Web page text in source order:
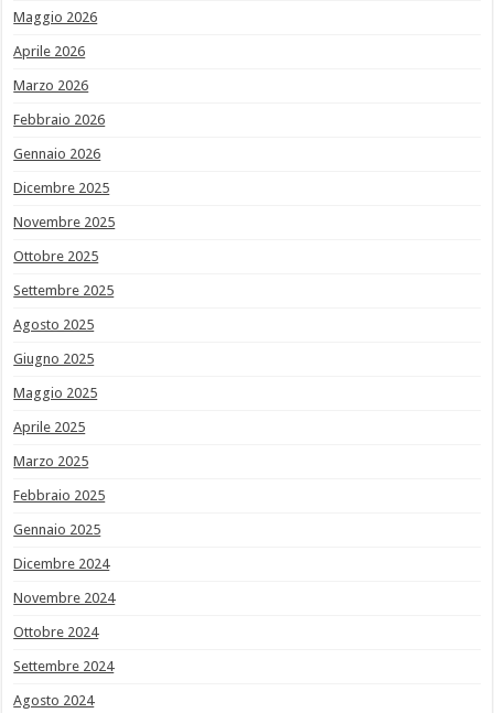
Maggio 2026
Aprile 2026
Marzo 2026
Febbraio 2026
Gennaio 2026
Dicembre 2025
Novembre 2025
Ottobre 2025
Settembre 2025
Agosto 2025
Giugno 2025
Maggio 2025
Aprile 2025
Marzo 2025
Febbraio 2025
Gennaio 2025
Dicembre 2024
Novembre 2024
Ottobre 2024
Settembre 2024
Agosto 2024